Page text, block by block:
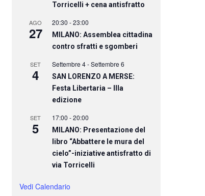
Torricelli + cena antisfratto
AGO
27
20:30 -23:00
MILANO: Assemblea cittadina
contro sfratti e sgomberi
SET
4
Settembre 4-Settembre 6
SAN LORENZO A MERSE:
Festa Libertaria – IIIa
edizione
SET
5
17:00 -20:00
MILANO: Presentazione del
libro “Abbattere le mura del
cielo”-iniziative antisfratto di
via Torricelli
Vedi Calendario